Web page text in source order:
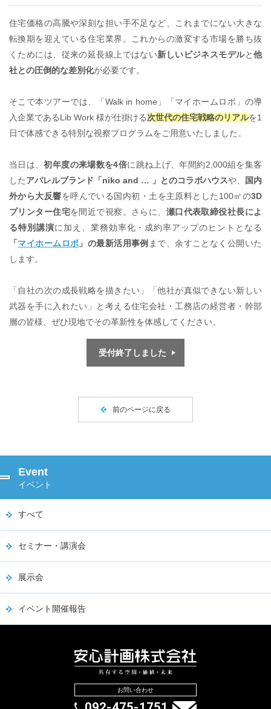
住宅価格の高騰や深刻な担い手不足など、これまでにない大きな
転換期を迎えている住宅業界。これからの激変する市場を勝ち抜
くためには、従来の延長線上ではない新しいビジネスモデルと他
社との圧倒的な差別化が必要です。
そこで本ツアーでは、「Walk in home」「マイホームロボ」の導
入企業であるLib Work 様が仕掛ける次世代の住宅戦略のリアルを1
日で体感できる特別な視察プログラムをご用意いたしました。
当日は、初年度の来場数を4倍に跳ね上げ、年間約2,000組を集客
したアパレルブランド「niko and … 」とのコラボハウスや、
国内
外から大反響を呼んでいる国内初・土を主原料とした100㎡の3D
プリンター住宅を間近で視察。さらに、 瀬口代表取締役社長によ
る特別講演に加え、業務効率化・成約率アップのヒントとなる
「 マイホームロボ 」の最新活用事例 まで、余すことなく公開いた
します。
「自社の次の成長戦略を描きたい」「他社が真似できない新しい
武器を手に入れたい」と考える住宅会社・工務店の経営者・幹部
層の皆様、ぜひ現地でその革新性を体感してください。
受付終了しました
前のページに戻る
Event
イベント
すべて
セミナー・講演会
展示会
イベント開催報告
お問い合わせ